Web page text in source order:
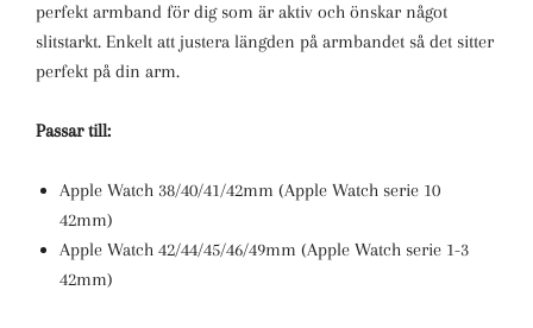
perfekt armband för dig som är aktiv och önskar något
slitstarkt. Enkelt att justera längden på armbandet så det sitter
perfekt på din arm.
Passar till:
Apple Watch 38/40/41/42mm (Apple Watch serie 10
42mm)
Apple Watch 42/44/45/46/49mm (Apple Watch serie 1-3
42mm)